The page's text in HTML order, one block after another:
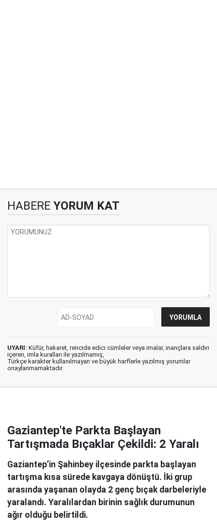
HABERE YORUM KAT
UYARI: Küfür, hakaret, rencide edici cümleler veya imalar, inançlara saldırı
içeren, imla kuralları ile yazılmamış,
Türkçe karakter kullanılmayan ve büyük harflerle yazılmış yorumlar
onaylanmamaktadır.
Gaziantep'te Parkta Başlayan
Tartışmada Bıçaklar Çekildi: 2 Yaralı
Gaziantep’in Şahinbey ilçesinde parkta başlayan
tartışma kısa sürede kavgaya dönüştü. İki grup
arasında yaşanan olayda 2 genç bıçak darbeleriyle
yaralandı. Yaralılardan birinin sağlık durumunun
ağır olduğu belirtildi.